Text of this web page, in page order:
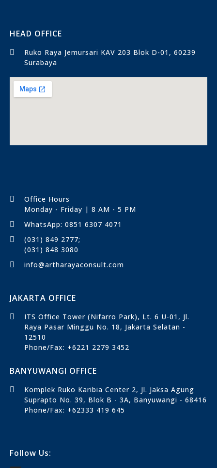
HEAD OFFICE
Ruko Raya Jemursari KAV 203 Blok D-01, 60239
Surabaya​
Office Hours
Monday - Friday | 8 AM - 5 PM
WhatsApp: 0851 6307 4071
(031) 849 2777;
(031) 848 3080
info@artharayaconsult.com
JAKARTA OFFICE
ITS Office Tower (Nifarro Park), Lt. 6 U-01, Jl.
Raya Pasar Minggu No. 18, Jakarta Selatan -
12510
Phone/Fax: +6221 2279 3452
BANYUWANGI OFFICE
Komplek Ruko Karibia Center 2, Jl. Jaksa Agung
Suprapto No. 39, Blok B - 3A, Banyuwangi - 68416
Phone/Fax: +62333 419 645
Follow Us: